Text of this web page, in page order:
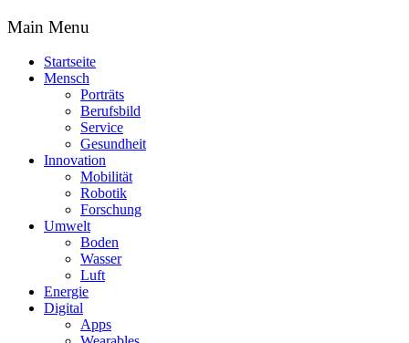
Main Menu
Startseite
Mensch
Porträts
Berufsbild
Service
Gesundheit
Innovation
Mobilität
Robotik
Forschung
Umwelt
Boden
Wasser
Luft
Energie
Digital
Apps